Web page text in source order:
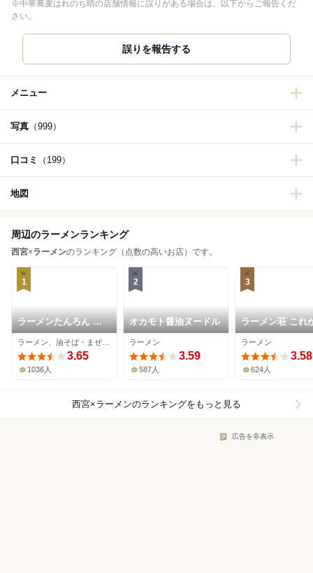
※中華蕎麦はれのち晴の店舗情報に誤りがある場合は、以下からご報告くだ
さい。
誤りを報告する
メニュー
写真 （999）
口コミ （199）
地図
周辺のラーメンランキング
西宮×ラーメンのランキング（点数の高いお店）です。
1
ラーメンたんろん 本
店
ラーメン、油そば・まぜそば
3.65
1036人
2
オカモト醤油ヌードル
ラーメン
3.59
587人
3
ラーメン荘 これ
きだから
ラーメン
3.58
624人
西宮×ラーメンのランキングをもっと見る
広告を非表示